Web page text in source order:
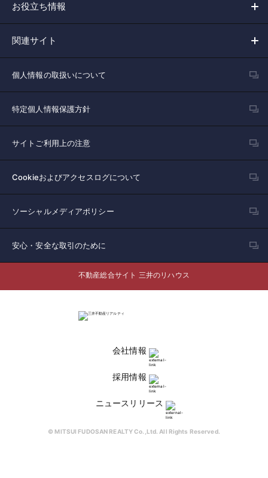
お役立ち情報
関連サイト
個人情報の取扱いについて
特定個人情報保護方針
サイトご利用上の注意
Cookieおよびアクセスログについて
ソーシャルメディアポリシー
安心・安全な取引のために
不動産総合サイト 三井のリハウス
会社情報
採用情報
ニュースリリース
© MITSUI FUDOSAN REALTY Co.,Ltd. All Rights Reserved.